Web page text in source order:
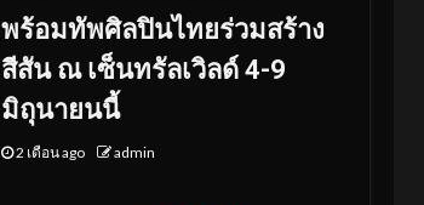
พร้อมทัพศิลปินไทยร่วมสร้าง
สีสัน ณ เซ็นทรัลเวิลด์ 4-9
มิถุนายนนี้
2 เดือน ago admin